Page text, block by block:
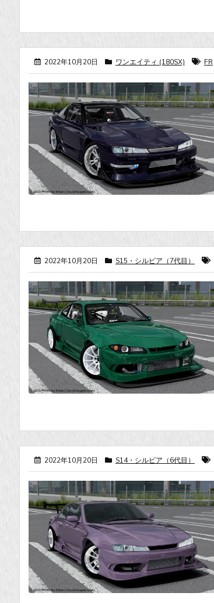
2022年10月20日 ワンエイティ (180SX) FR
2022年10月20日 S15・シルビア（7代目）
2022年10月20日 S14・シルビア（6代目）